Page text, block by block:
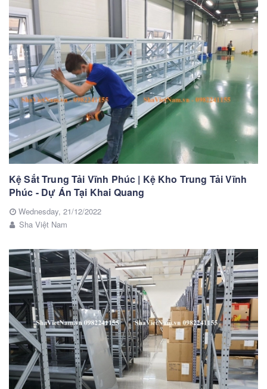
Kệ Sắt Trung Tải Vĩnh Phúc | Kệ Kho Trung Tải Vĩnh
Phúc - Dự Án Tại Khai Quang
Wednesday, 21/12/2022
Sha Việt Nam